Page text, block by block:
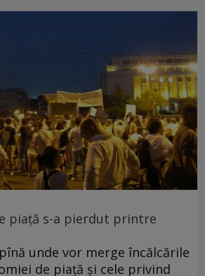
piață s-a pierdut printre
unde vor merge încălcările
de piață și cele privind